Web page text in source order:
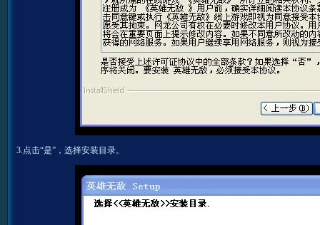
3.点击“是”，选择安装目录。